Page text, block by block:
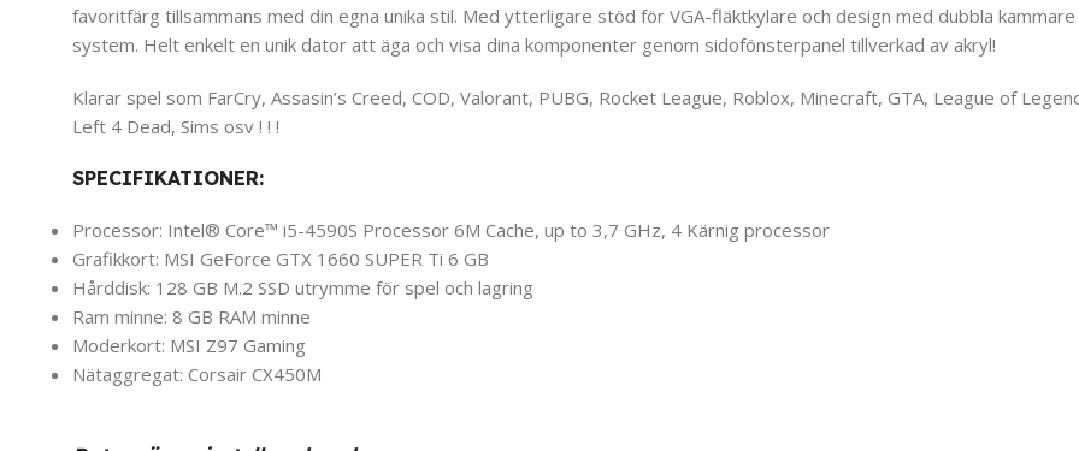
favoritfärg tillsammans med din egna unika stil. Med ytterligare stöd för VGA-fläktkylare och design med dubbla
system. Helt enkelt en unik dator att äga och visa dina komponenter genom sidofönsterpanel tillverkad av akryl!
Klarar spel som FarCry, Assasin’s Creed, COD, Valorant, PUBG, Rocket League, Roblox, Minecraft, GTA, League of
Left 4 Dead, Sims osv ! ! !
SPECIFIKATIONER:
Processor: Intel® Core™ i5-4590S Processor 6M Cache, up to 3,7 GHz, 4 Kärnig processor
Grafikkort: MSI GeForce GTX 1660 SUPER Ti 6 GB
Hårddisk: 128 GB M.2 SSD utrymme för spel och lagring
Ram minne: 8 GB RAM minne
Moderkort: MSI Z97 Gaming
Nätaggregat: Corsair CX450M